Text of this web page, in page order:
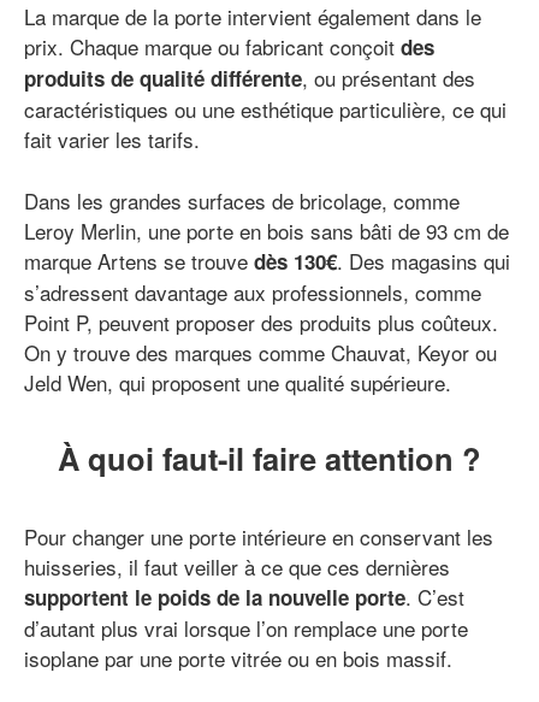
La marque de la porte intervient également dans le
prix. Chaque marque ou fabricant conçoit des
produits de qualité différente, ou présentant des
caractéristiques ou une esthétique particulière, ce qui
fait varier les tarifs.
Dans les grandes surfaces de bricolage, comme
Leroy Merlin, une porte en bois sans bâti de 93 cm de
marque Artens se trouve dès 130€. Des magasins qui
s’adressent davantage aux professionnels, comme
Point P, peuvent proposer des produits plus coûteux.
On y trouve des marques comme Chauvat, Keyor ou
Jeld Wen, qui proposent une qualité supérieure.
À quoi faut-il faire attention ?
Pour changer une porte intérieure en conservant les
huisseries, il faut veiller à ce que ces dernières
supportent le poids de la nouvelle porte. C’est
d’autant plus vrai lorsque l’on remplace une porte
isoplane par une porte vitrée ou en bois massif.